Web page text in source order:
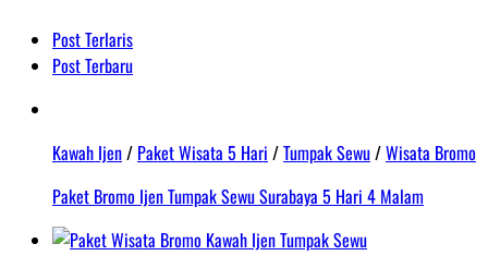
Post Terlaris
Post Terbaru
Kawah Ijen/ Paket Wisata 5 Hari /Tumpak Sewu/Wisata Bromo
Paket Bromo Ijen Tumpak Sewu Surabaya 5 Hari 4 Malam